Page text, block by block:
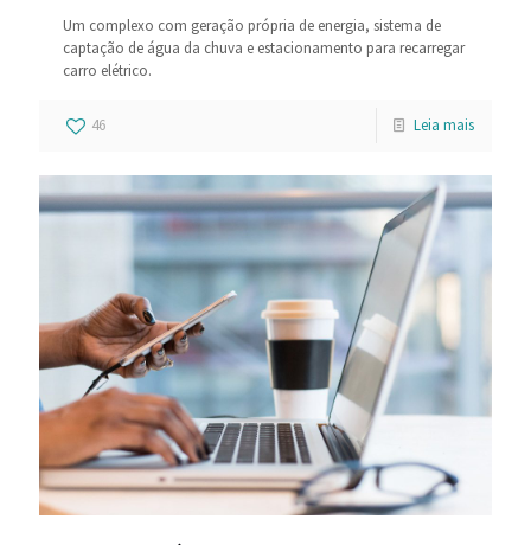
Um complexo com geração própria de energia, sistema de
captação de água da chuva e estacionamento para recarregar
carro elétrico.
46 Leia mais